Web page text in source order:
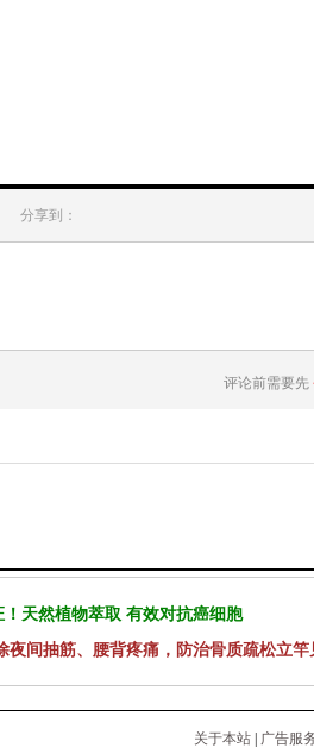
分享到：
评论前需要先
天然植物萃取 有效对抗癌细胞
夜间抽筋、腰背疼痛，防治骨质疏松立竿
关于本站 | 广告服